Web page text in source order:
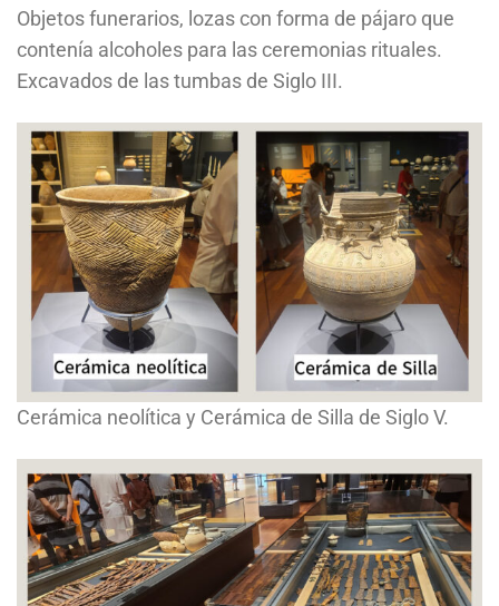
Objetos funerarios, lozas con forma de pájaro que
contenía alcoholes para las ceremonias rituales.
Excavados de las tumbas de Siglo III.
Cerámica neolítica y Cerámica de Silla de Siglo V.